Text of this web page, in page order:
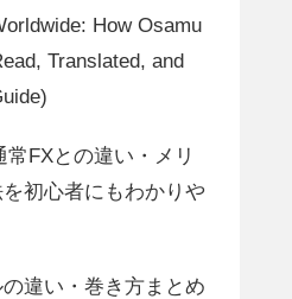
How Osamu
Translated, and
FXとの違い・メリ
初心者にもわかりや
違い・巻き方まとめ